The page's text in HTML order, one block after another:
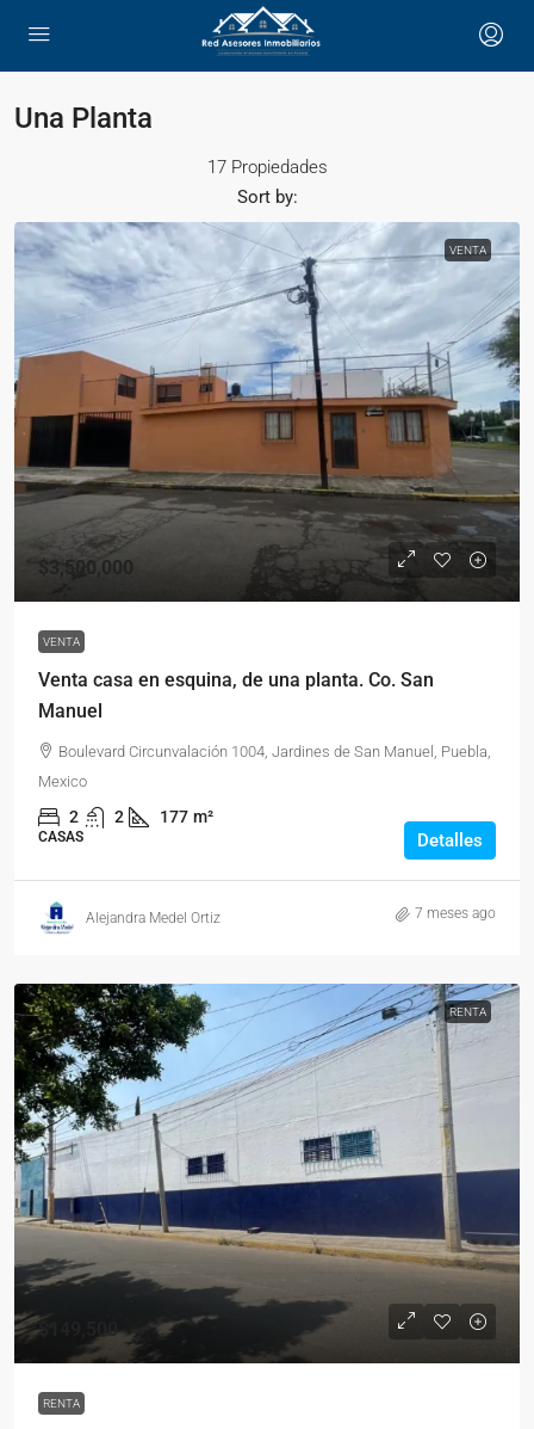
Una Planta
17 Propiedades
Sort by:
VENTA
$3,500,000
VENTA
Venta casa en esquina, de una planta. Co. San
Manuel
Boulevard Circunvalación 1004, Jardines de San Manuel, Puebla,
Mexico
2 2 177 m²
CASAS Detalles
Alejandra Medel Ortiz 7 meses ago
RENTA
$149,500
RENTA